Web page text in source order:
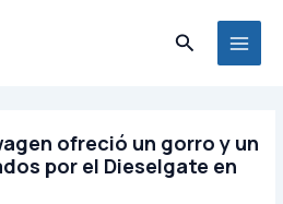
Buscar
ofreció un gorro y un
por el Dieselgate en